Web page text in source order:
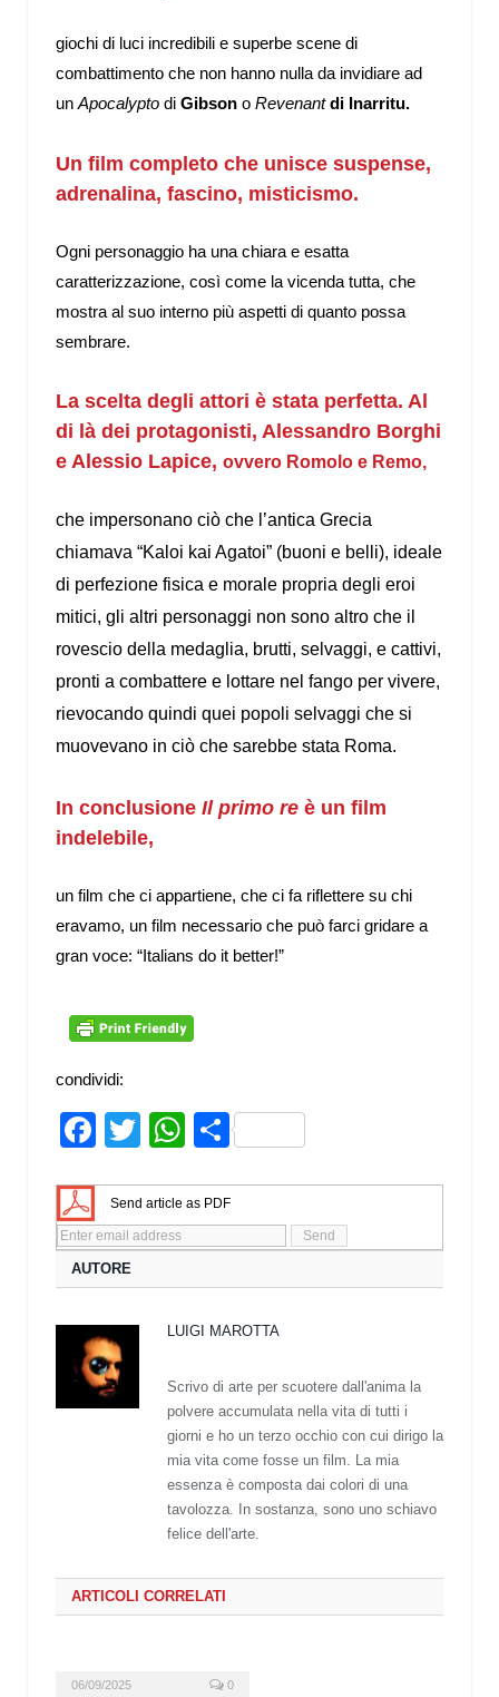
giochi di luci incredibili e superbe scene di
combattimento che non hanno nulla da invidiare ad
un Apocalypto di Gibson o Revenantdi Inarritu.
Un film completo che unisce suspense,
adrenalina, fascino, misticismo.
Ogni personaggio ha una chiara e esatta
caratterizzazione, così come la vicenda tutta, che
mostra al suo interno più aspetti di quanto possa
sembrare.
La scelta degli attori è stata perfetta. Al
di là dei protagonisti, Alessandro Borghi
e Alessio Lapice, ovvero Romolo e Remo,
che impersonano ciò che l’antica Grecia
chiamava “Kaloi kai Agatoi” (buoni e belli), ideale
di perfezione fisica e morale propria degli eroi
mitici, gli altri personaggi non sono altro che il
rovescio della medaglia, brutti, selvaggi, e cattivi,
pronti a combattere e lottare nel fango per vivere,
rievocando quindi quei popoli selvaggi che si
muovevano in ciò che sarebbe stata Roma.
In conclusione Il primo re è un film
indelebile,
un film che ci appartiene, che ci fa riflettere su chi
eravamo, un film necessario che può farci gridare a
gran voce: “Italians do it better!”
condividi:
Facebook
TwitterWhatsApp
Share
Send article as PDF
AUTORE
LUIGI MAROTTA
Scrivo di arte per scuotere dall'anima la
polvere accumulata nella vita di tutti i
giorni e ho un terzo occhio con cui dirigo la
mia vita come fosse un film. La mia
essenza è composta dai colori di una
tavolozza. In sostanza, sono uno schiavo
felice dell'arte.
ARTICOLI CORRELATI
06/09/2025 0